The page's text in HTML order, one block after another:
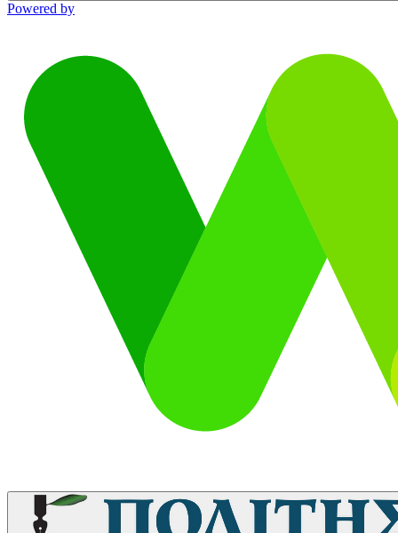
Powered by